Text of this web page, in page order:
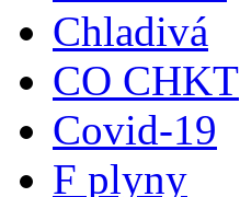
Chladivá
CO CHKT
Covid-19
F plyny